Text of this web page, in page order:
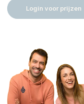
Login voor prijzen